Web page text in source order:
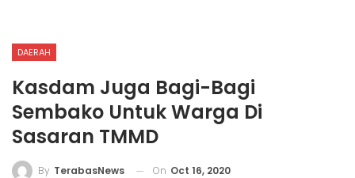
DAERAH
Kasdam Juga Bagi-Bagi
Sembako Untuk Warga Di
Sasaran TMMD
By TerabasNews On Oct 16, 2020